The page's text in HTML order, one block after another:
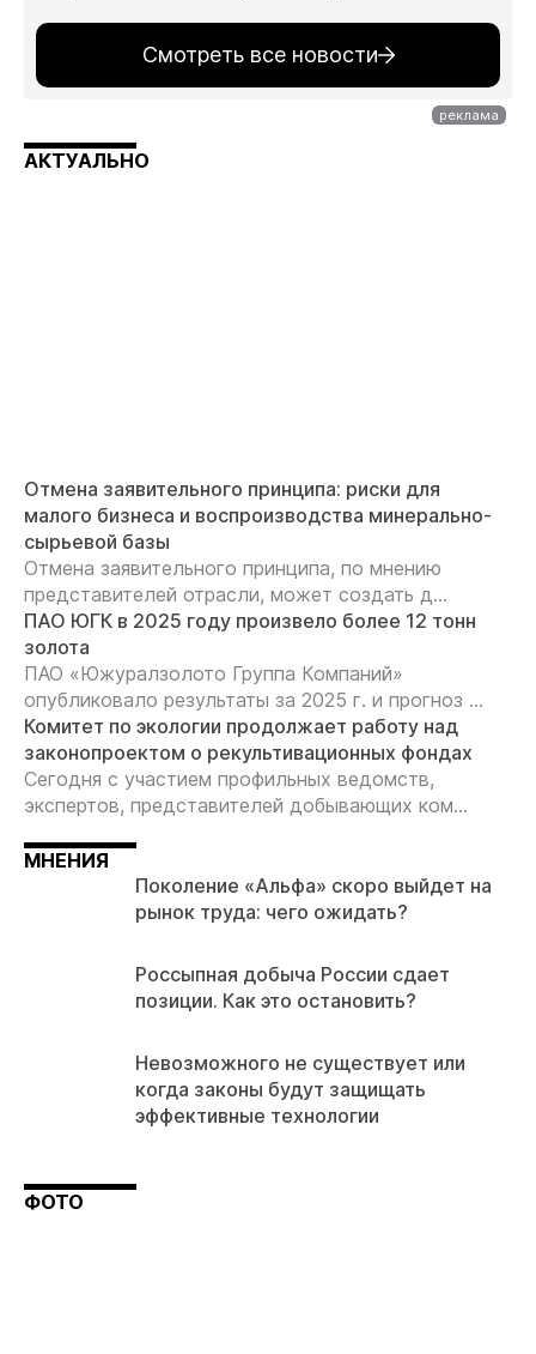
Смотреть все новости
АКТУАЛЬНО
Отмена заявительного принципа: риски для
малого бизнеса и воспроизводства минерально-
сырьевой базы
Отмена заявительного принципа, по мнению
представителей отрасли, может создать д...
ПАО ЮГК в 2025 году произвело более 12 тонн
золота
ПАО «Южуралзолото Группа Компаний»
опубликовало результаты за 2025 г. и прогноз ...
Комитет по экологии продолжает работу над
законопроектом о рекультивационных фондах
Сегодня с участием профильных ведомств,
экспертов, представителей добывающих ком...
МНЕНИЯ
Поколение «Альфа» скоро выйдет на
рынок труда: чего ожидать?
Россыпная добыча России сдает
позиции. Как это остановить?
Невозможного не существует или
когда законы будут защищать
эффективные технологии
ФОТО